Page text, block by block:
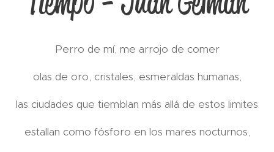
Perro de mí, me arrojo de comer
olas de oro, cristales, esmeraldas humanas,
las ciudades que tiemblan más allá de estos limites
estallan como fósforo en los mares nocturnos,